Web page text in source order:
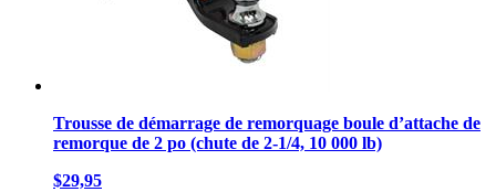
Trousse de démarrage de remorquage boule d’attache de
remorque de 2 po (chute de 2-1/4, 10 000 lb)
$29,95